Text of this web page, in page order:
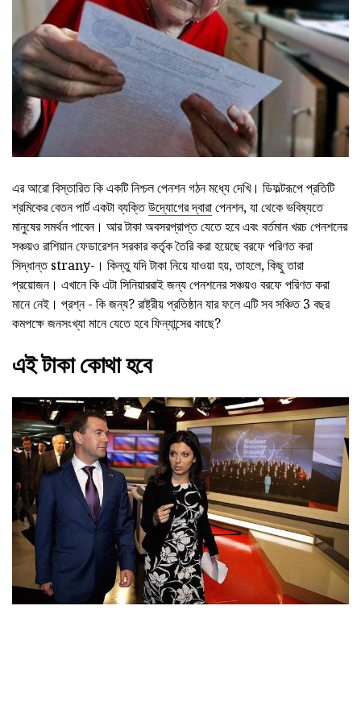
এর আরো বিস্তারিত কি একটি নিশ্চল পেনশন গঠন মধ্যে দেখি। ডিফল্টরূপে প্রতিটি
শ্রমিকের বেতন পার্ট একটা ব্যক্তিউদ্যোগের দ্বারাপেনশন, যা থেকে ভবিষ্যতে
মানুষের সমর্থন পাবেন। আর টাকা অবসরপ্রাপ্ত যেতে হবে এবং বর্তমান খরচ পেনশনের
সঞ্চয়ও রাশিয়ান ফেডারেশন সরকার কর্তৃক তৈরি করা হয়েছে বরফে পরিণত করা
সিদ্ধান্ত strany-। কিন্তু যদি টাকা নিয়ে যাওয়া হয়, তাহলে, কিছু তারা
প্রয়োজন। এখানে কি এটা সিনিয়াররাই জন্য পেনশনের সঞ্চয়ও বরফে পরিণত করা
মানে নেই। প্রশ্ন - কি জন্য? রাষ্ট্রীয় প্রতিষ্ঠান যার ফলে এটি সব সঞ্চিত 3 বছর
কমপক্ষে জনসংখ্যা মানে যেতে হবে ফিন্যান্সের কাছে?
এই টাকা কোথা হবে